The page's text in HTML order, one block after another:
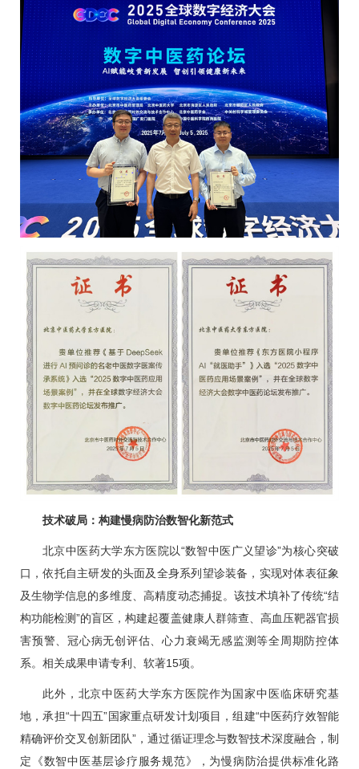
技术破局：构建慢病防治数智化新范式
北京中医药大学东方医院以“数智中医广义望诊”为核心突破
口，依托自主研发的头面及全身系列望诊装备，实现对体表征象
及生物学信息的多维度、高精度动态捕捉。该技术填补了传统“结
构功能检测”的盲区，构建起覆盖健康人群筛查、 高血压靶器官损
害预警、冠心病无创评估、心力衰竭无感监测等全周期防控体
系。相关成果申请专利、软著15项。
此外，北京中医药大学东方医院作为国家中医临床研究基
地，承担“十四五”国家重点研发计划项目，组建“中医药疗效智能
精确评价交叉创新团队”，通过循证理念与数智技术深度融合，制
定《数智中医基层诊疗服务规范》，为慢病防治提供标准化路